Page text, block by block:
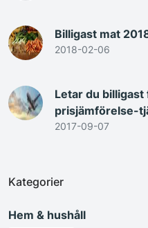
Billigast mat
2018-02-06
Letar du
prisjämförelse-
2017-09-07
Kategorier
Hem & hushåll